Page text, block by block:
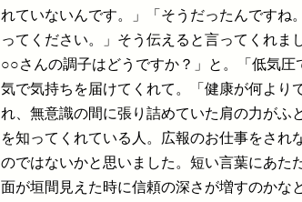
れていないんです。」「そうだったんですね
ってください。」そう伝えると言ってくれま
○○さんの調子はどうですか？」と。「低気
気で気持ちを届けてくれて。「健康が何より
れ、無意識の間に張り詰めていた肩の力がふ
を知ってくれている人。広報のお仕事をされ
のではないかと思いました。短い言葉にあた
面が垣間見えた時に信頼の深さが増すのかな